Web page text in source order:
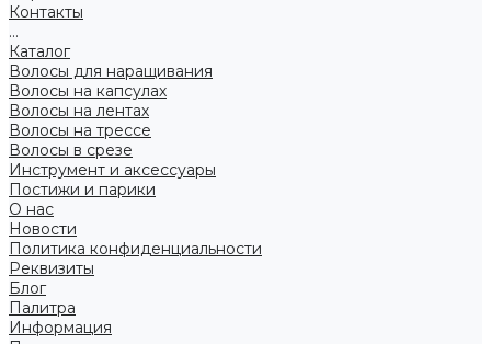
Контакты
...
Каталог
Волосы для наращивания
Волосы на капсулах
Волосы на лентах
Волосы на трессе
Волосы в срезе
Инструмент и аксессуары
Постижи и парики
О нас
Новости
Политика конфиденциальности
Реквизиты
Блог
Палитра
Информация